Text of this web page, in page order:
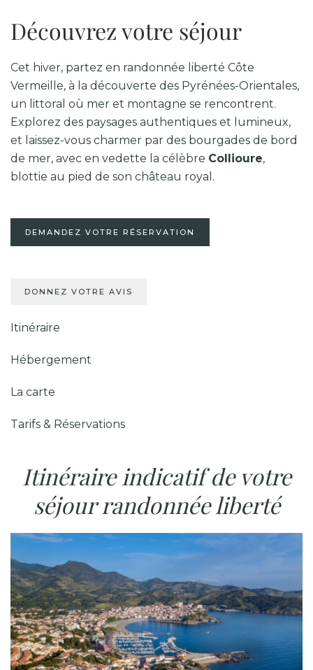
Découvrez votre séjour
Cet hiver, partez en randonnée liberté Côte
Vermeille, à la découverte des Pyrénées-Orientales,
un littoral où mer et montagne se rencontrent.
Explorez des paysages authentiques et lumineux,
et laissez-vous charmer par des bourgades de bord
de mer, avec en vedette la célèbre Collioure,
blottie au pied de son château royal.
DEMANDEZ VOTRE RÉSERVATION
DONNEZ VOTRE AVIS
Itinéraire
Hébergement
La carte
Tarifs & Réservations
Itinéraire indicatif de votre
séjour randonnée liberté